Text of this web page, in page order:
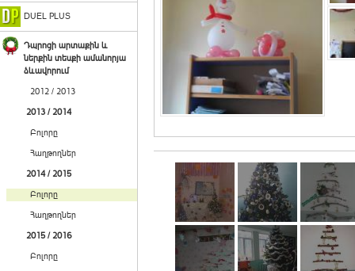
DUEL PLUS
Դպրոցի արտաքին և
ներքին տեսքի ամանորյա
ձևավորում
2012 / 2013
2013 / 2014
Բոլորը
Հաղթողներ
2014 / 2015
Բոլորը
Հաղթողներ
2015 / 2016
Բոլորը